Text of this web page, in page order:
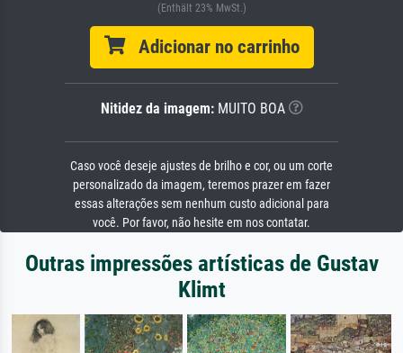
(Enthält 23% MwSt.)
Adicionar no carrinho
Nitidez da imagem:MUITO BOA
Caso você deseje ajustes de brilho e cor, ou um corte
personalizado da imagem, teremos prazer em fazer
essas alterações sem nenhum custo adicional para
você. Por favor, não hesite em nos contatar.
Outras impressões artísticas de Gustav
Klimt